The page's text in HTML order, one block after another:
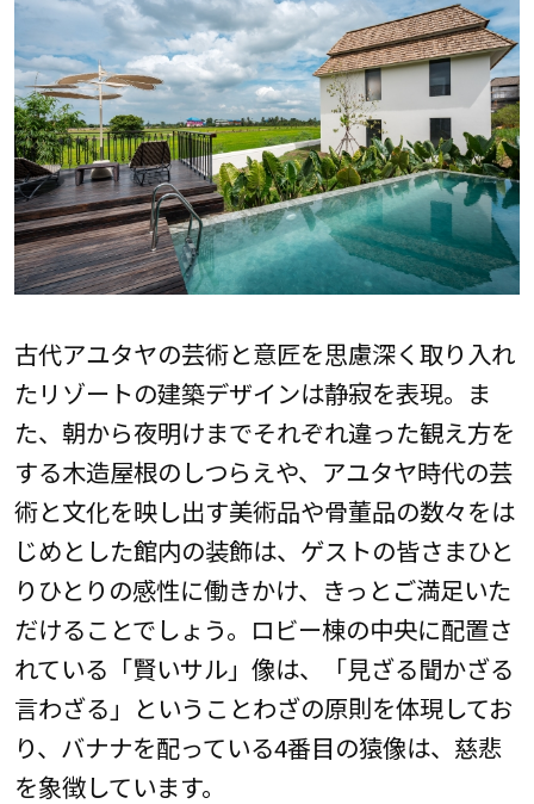
古代アユタヤの芸術と意匠を思慮深く取り入れ
たリゾートの建築デザインは静寂を表現。ま
た、朝から夜明けまでそれぞれ違った観え方を
する木造屋根のしつらえや、アユタヤ時代の芸
術と文化を映し出す美術品や骨董品の数々をは
じめとした館内の装飾は、ゲストの皆さまひと
りひとりの感性に働きかけ、きっとご満足いた
だけることでしょう。ロビー棟の中央に配置さ
れている「賢いサル」像は、「見ざる聞かざる
言わざる」ということわざの原則を体現してお
り、バナナを配っている4番目の猿像は、慈悲
を象徴しています。